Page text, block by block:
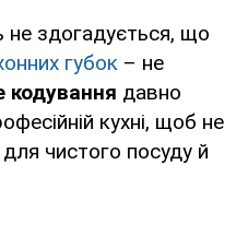
не здогадується, що
губок – не
кодування давно
кухні, щоб не
чистого посуду й